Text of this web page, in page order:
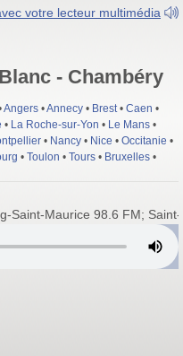
votre lecteur multimédia
- Chambéry
Angers •Annecy • Brest• Caen •
• La Roche-sur-Yon • Le Mans •
• Nancy • Nice • Occitanie •
• Toulon • Tours • Bruxelles •
Maurice 98.6 FM;